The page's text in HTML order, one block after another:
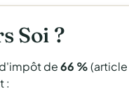
Soi ?
de66 %(article
: